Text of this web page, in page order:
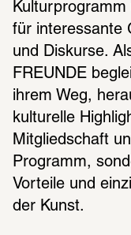
für interessante
und Diskurse.
FREUNDE
ihrem Weg,
kulturelle
Mitgliedschaft
Programm,
Vorteile und
der Kunst.